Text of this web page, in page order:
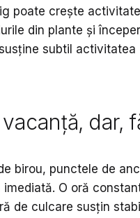
poate crește
din plante și
subtil activitatea
dar,
birou, punctele de
O oră
de culcare susțin